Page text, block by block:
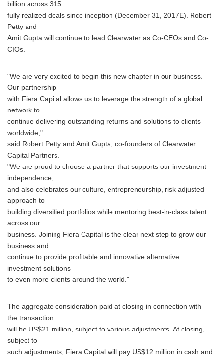
billion across 315
fully realized deals since inception (December 31, 2017E). Robert
Petty and
Amit Gupta will continue to lead Clearwater as Co-CEOs and Co-
CIOs.
"We are very excited to begin this new chapter in our business.
Our partnership
with Fiera Capital allows us to leverage the strength of a global
network to
continue delivering outstanding returns and solutions to clients
worldwide,"
said Robert Petty and Amit Gupta, co-founders of Clearwater
Capital Partners.
"We are proud to choose a partner that supports our investment
independence,
and also celebrates our culture, entrepreneurship, risk adjusted
approach to
building diversified portfolios while mentoring best-in-class talent
across our
business. Joining Fiera Capital is the clear next step to grow our
business and
continue to provide profitable and innovative alternative
investment solutions
to even more clients around the world."
The aggregate consideration paid at closing in connection with
the transaction
will be US$21 million, subject to various adjustments. At closing,
subject to
such adjustments, Fiera Capital will pay US$12 million in cash and